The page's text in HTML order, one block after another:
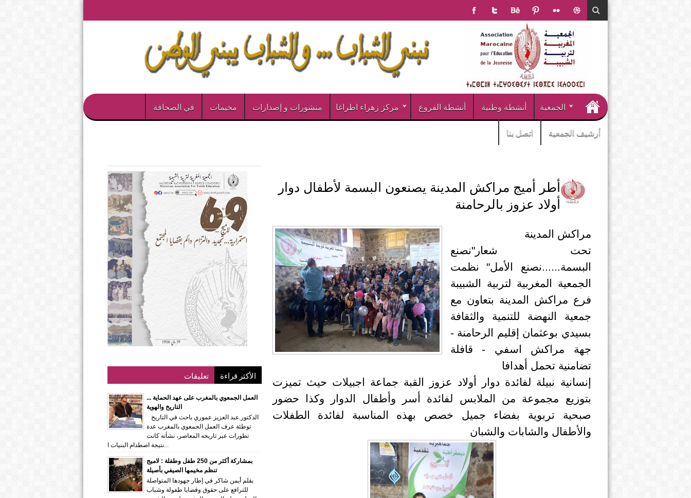
الجمعية أنشطة وطنية أنشطة الفروع مركز زهراء اطراغا منشورات و إصدارات مخيمات في الصحافة
أرشيف الجمعية اتصل بنا
أطر أميج مراكش المدينة يصنعون البسمة لأطفال دوار
أولاد عزوز بالرحامنة
مراكش المدينة
تحت شعار"نصنع
البسمة......نصنع الأمل" نظمت
الجمعية المغربية لتربية الشبيبة
فرع مراكش المدينة بتعاون مع
جمعية النهضة للتنمية والثقافة
بسيدي بوعثمان إقليم الرحامنة -
جهة مراكش اسفي - قافلة
تضامنية تحمل أهدافا
إنسانية نبيلة لفائدة دوار أولاد عزوز القبة جماعة اجبيلات حيث تميزت
بتوزيع مجموعة من الملابس لفائدة أسر وأطفال الدوار وكذا حضور
صبحية تربوية بفضاء جميل خصص بهذه المناسبة لفائدة الطفلات
والأطفال والشابات والشبان
الأكثر قراءة تعليقات
العمل الجمعوي بالمغرب على عهد الحماية ...
التاريخ والهوية
توطئة عرف العمل الجمعوي بالمغرب عدة
تطورات عبر تاريخه المعاصر، نشأته كانت
نتيجة اصطدام البنيات ا...
بمشاركة أكثر من 250 طفل وطفلة : لاميج
تنظم مخيمها الصيفي بأصيلة
بقلم أيمن شاكر في إطار جهودها المتواصلة
للترافع على حقوق وقضايا طفولة وشباب